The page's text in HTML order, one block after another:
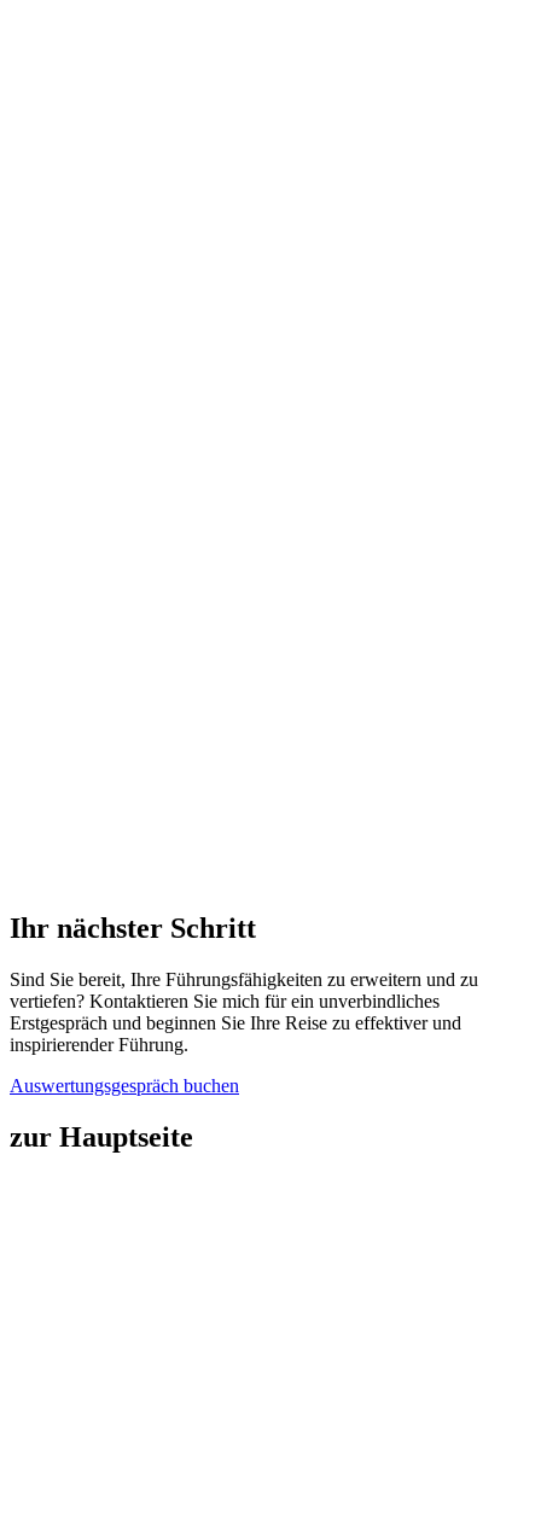
Ihr nächster Schritt
Sind Sie bereit, Ihre Führungsfähigkeiten zu erweitern und zu
vertiefen? Kontaktieren Sie mich für ein unverbindliches
Erstgespräch und beginnen Sie Ihre Reise zu effektiver und
inspirierender Führung.
Auswertungsgespräch buchen
zur Hauptseite